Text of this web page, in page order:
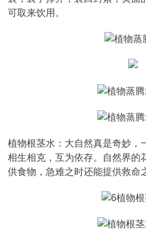
可取来饮用。
植物根茎水：大自然真是奇妙，
相生相克，互为依存。自然界的
供食物，急难之时还能提供救命